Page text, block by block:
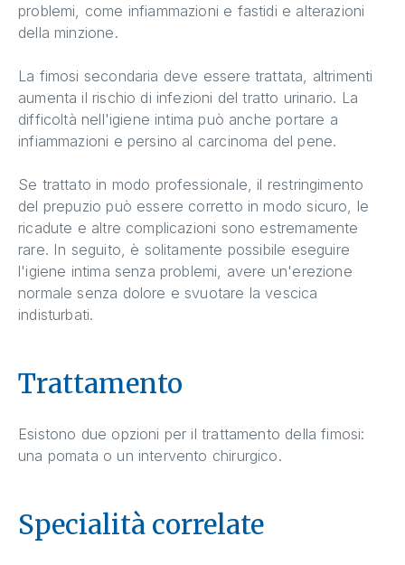
problemi, come infiammazioni e fastidi e alterazioni
della minzione.
La fimosi secondaria deve essere trattata, altrimenti
aumenta il rischio di infezioni del tratto urinario. La
difficoltà nell'igiene intima può anche portare a
infiammazioni e persino al carcinoma del pene.
Se trattato in modo professionale, il restringimento
del prepuzio può essere corretto in modo sicuro, le
ricadute e altre complicazioni sono estremamente
rare. In seguito, è solitamente possibile eseguire
l'igiene intima senza problemi, avere un'erezione
normale senza dolore e svuotare la vescica
indisturbati.
Trattamento
Esistono due opzioni per il trattamento della fimosi:
una pomata o un intervento chirurgico.
Specialità correlate